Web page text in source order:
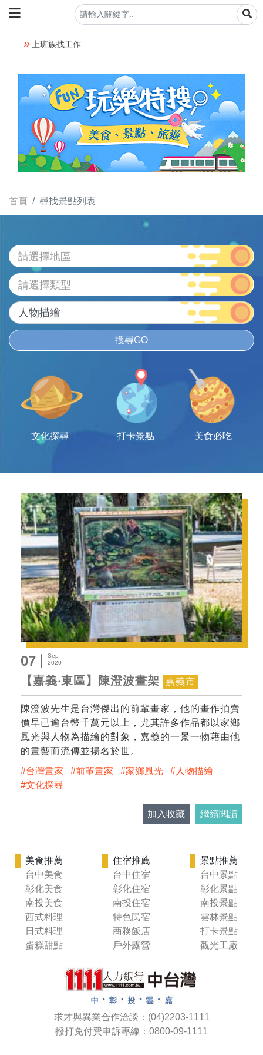
上班族找工作
首頁 尋找景點列表
請選擇地區
請選擇類型
搜尋GO
文化探尋 打卡景點 美食必吃
07
Sep
2020
【嘉義‧東區】陳澄波畫架 嘉義市
陳澄波先生是台灣傑出的前輩畫家，他的畫作拍賣
價早已逾台幣千萬元以上，尤其許多作品都以家鄉
風光與人物為描繪的對象，嘉義的一景一物藉由他
的畫藝而流傳並揚名於世。
台灣畫家
前輩畫家 家鄉風光
人物描繪
文化探尋
加入收藏 繼續閱讀
美食推薦
台中美食
彰化美食
南投美食
西式料理
日式料理
蛋糕甜點
住宿推薦
台中住宿
彰化住宿
南投住宿
特色民宿
商務飯店
戶外露營
景點推薦
台中景點
彰化景點
南投景點
雲林景點
打卡景點
觀光工廠
求才與異業合作洽談：(04)2203-1111
撥打免付費申訴專線：0800-09-1111